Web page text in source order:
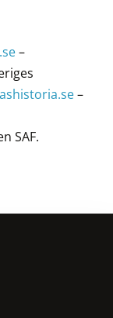
–
–
SAF.